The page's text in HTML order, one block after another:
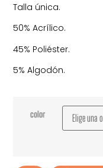
Talla única.
50% Acrílico.
45% Poliéster.
5% Algodón.
color